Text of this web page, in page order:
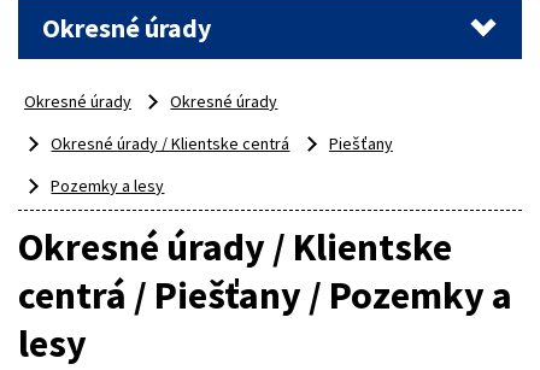
Okresné úrady
Okresné úrady
Okresné úrady
Okresné úrady / Klientske centrá
Piešťany
Pozemky a lesy
Okresné úrady / Klientske
centrá / Piešťany / Pozemky a
lesy